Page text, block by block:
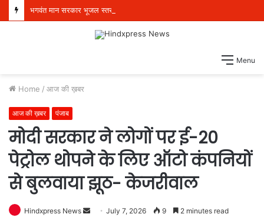
Menu
Home / आज की ख़बर
आज की ख़बर पंजाब
मोदी सरकार ने लोगों पर ई-20
पेट्रोल थोपने के लिए ऑटो कंपनियों
से बुलवाया झूठ- केजरीवाल
Hindxpress News July 7, 2026 9 2 minutes read